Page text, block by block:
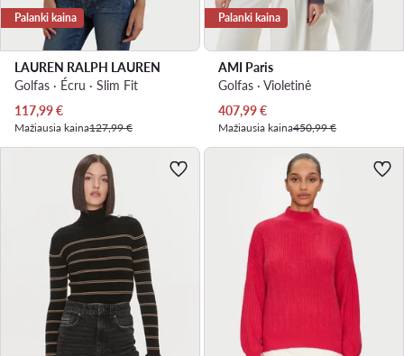
Palanki kaina
LAUREN RALPH LAUREN
Golfas · Écru · Slim Fit
Dabartinė kaina
117,99€
Mažiausia kaina127,99 €
Palanki kaina
AMI Paris
Golfas · Violetinė
Dabartinė kaina
407,99€
Mažiausia kaina450,99 €